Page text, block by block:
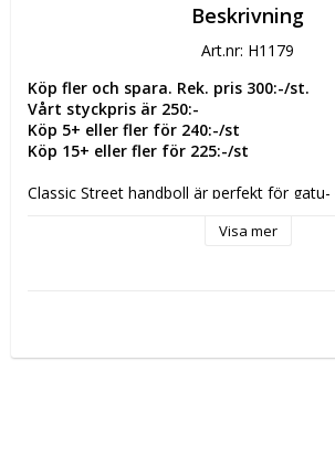
Beskrivning
Art.nr: H1179
Köp fler och spara. Rek. pris 300:-/st.
Vårt styckpris är 250:-
Köp 5+ eller fler för 240:-/st
Köp 15+ eller fler för 225:-/st
Classic Street handboll är perfekt för
mm strukturerad PU-ytteryta ger den här
Visa mer